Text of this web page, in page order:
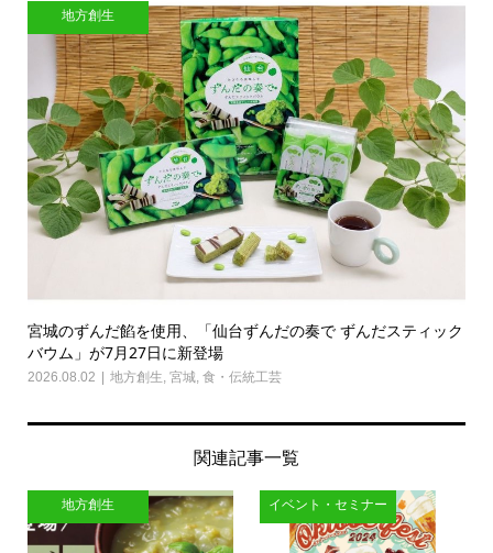
地方創生
宮城のずんだ餡を使用、「仙台ずんだの奏で ずんだスティック
バウム」が7月27日に新登場
2026.08.02 地方創生, 宮城, 食・伝統工芸
関連記事一覧
地方創生 イベント・セミナー